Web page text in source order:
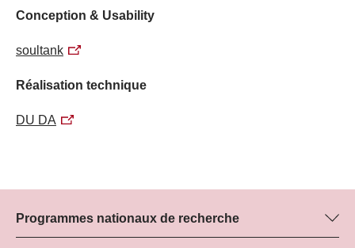
Conception & Usability
soultank
Réalisation technique
DU DA
Programmes nationaux de recherche
Vous trouverez ici des informations sur tous les Programmes